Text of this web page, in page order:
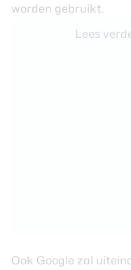
worden gebruikt.
Lees
Ook Google zal